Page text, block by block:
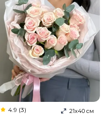
4.9 (3) 21х40 см